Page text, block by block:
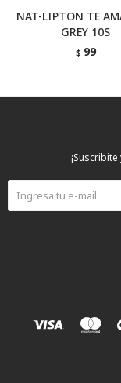
NAT-LIPTON TE
GREY 10S
$ 99